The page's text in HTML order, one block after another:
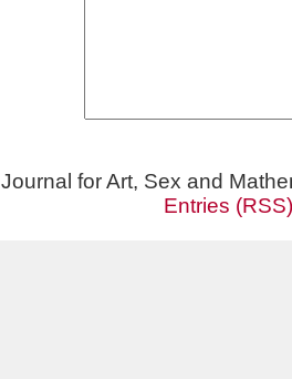
Journal for Art, Sex and
Entries (RSS)